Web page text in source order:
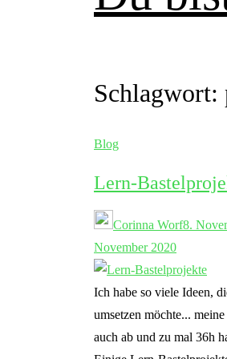
Schlagwort:
Blog
Lern-
Corinna Worf8.
November 2020
Ich habe so viele Ideen,
umsetzen möchte...
auch ab und zu mal 36h